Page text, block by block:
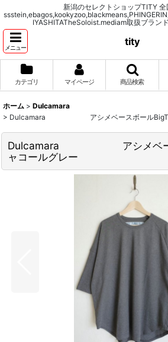
新潟のセレクトショップTITY
IYASHITATheSoloist.mediam取扱ブラン
メニュー
tity
カテゴリ マイページ 商品検索
ホーム > Dulcamara
> Dulcamara アシメベースボールBigT・
Dulcamara アシメベース
ャコールグレー